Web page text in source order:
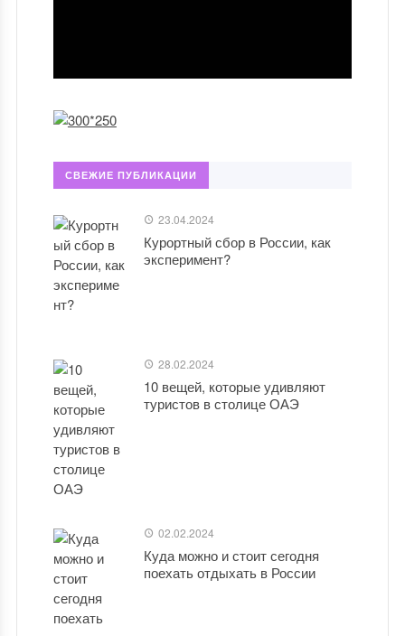
СВЕЖИЕ ПУБЛИКАЦИИ
23.04.2024
Курортный сбор в России, как
эксперимент?
28.02.2024
10 вещей, которые удивляют
туристов в столице ОАЭ
02.02.2024
Куда можно и стоит сегодня
поехать отдыхать в России